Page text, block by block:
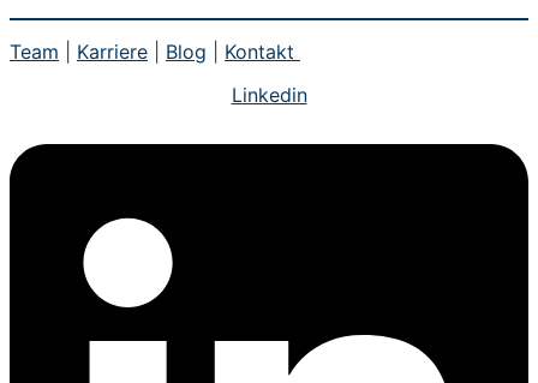
Team Karriere Blog
Kontakt
Linkedin